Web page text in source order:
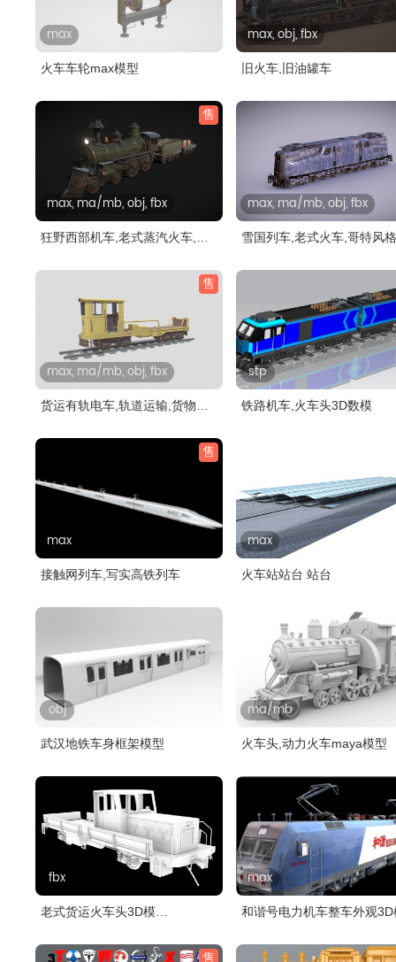
max
火车车轮max模型
max, obj, fbx
旧火车,旧油罐车
售
max, ma/mb, obj, fbx
狂野西部机车,老式蒸汽火车,英
max, ma/mb, obj, fbx
雪国列车,老式火车,哥特风
售
max, ma/mb, obj, fbx
货运有轨电车,轨道运输,货物运
stp
铁路机车,火车头3D数模
售
max
接触网列车,写实高铁列车
max
火车站站台 站台
obj
武汉地铁车身框架模型
ma/mb
火车头,动力火车maya模型
fbx
老式货运火车头3D模
max
和谐号电力机车整车外观3D
售